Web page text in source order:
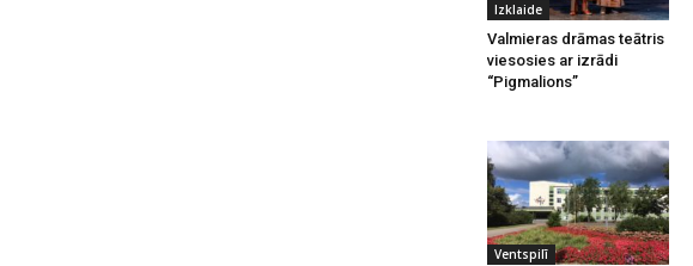
Izklaide
Valmieras drāmas teātris
viesosies ar izrādi
“Pigmalions”
Ventspilī